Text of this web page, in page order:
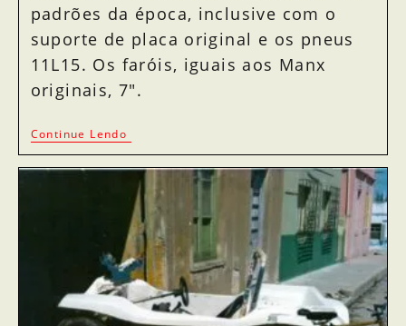
padrões da época, inclusive com o
suporte de placa original e os pneus
11L15. Os faróis, iguais aos Manx
originais, 7".
Continue Lendo